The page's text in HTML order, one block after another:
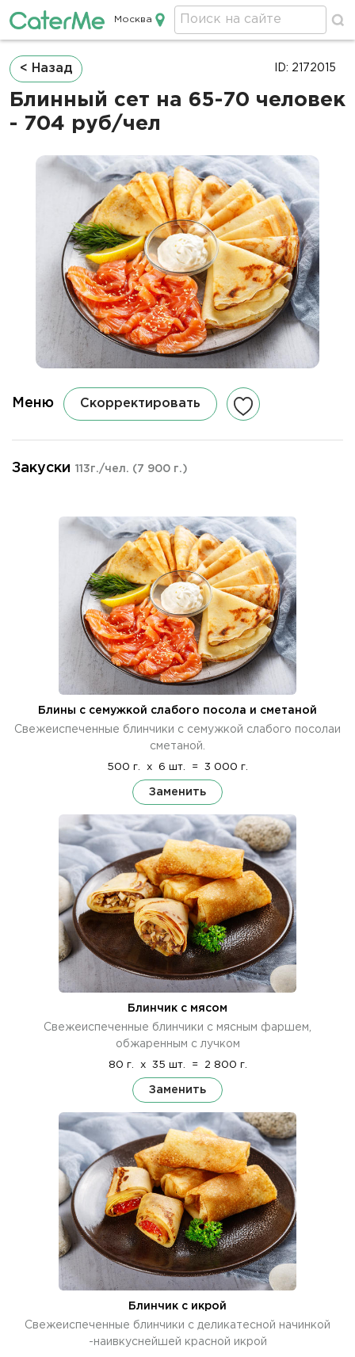
Кейтеринг в Москве
Москва
Строка
навигации
< Назад
Блинный сет на 65-70 человек
- 704 руб/чел
ID: 2172015
Меню Скорректировать
Закуски 113г./чел. (7 900 г.)
Блины с семужкой слабого посола и сметаной
Свежеиспеченные блинчики с семужкой слабого посолаи
сметаной.
500 г. x 6 шт. = 3 000 г.
Заменить
Блинчик с мясом
Свежеиспеченные блинчики с мясным фаршем,
обжаренным с лучком
80 г. x 35 шт. = 2 800 г.
Заменить
Блинчик с икрой
Свежеиспеченные блинчики с деликатесной начинкой
-наивкуснейшей красной икрой